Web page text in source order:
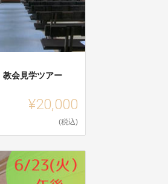
会見学ツアー
¥20,000
(税込)